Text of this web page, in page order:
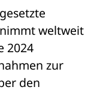
weltweit
2024
zur
den